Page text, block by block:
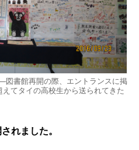
図書館再開の際、エントランスに掲
てタイの高校生から送られてきた
れました。